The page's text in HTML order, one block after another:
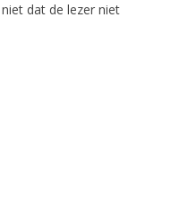
dat de lezer niet